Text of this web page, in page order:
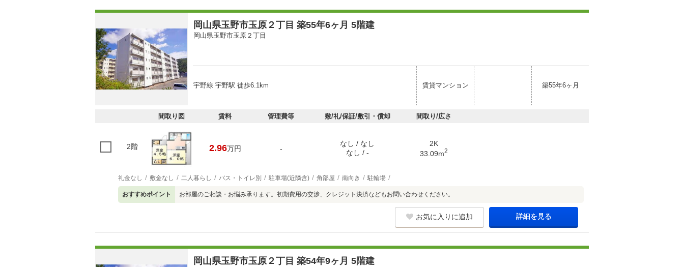
岡山県玉野市玉原２丁目 築55年6ヶ月 5階建
岡山県玉野市玉原２丁目
宇野線 宇野駅 徒歩6.1km 賃貸マンション 築55年6ヶ月
間取り図 賃料 管理費等 敷/礼/保証/敷引・償却 間取り/広さ
2階 2.96万円 -
なし / なし
なし / -
2K
33.09m2
礼金なし 敷金なし 二人暮らし バス・トイレ別 駐車場(近隣含) 角部屋 南向き 駐輪場
おすすめポイント お部屋のご相談・お悩み承ります。初期費用の交渉、クレジット決済などもお問い合わせください。
お気に入りに追加 詳細を見る
岡山県玉野市玉原２丁目 築54年9ヶ月 5階建